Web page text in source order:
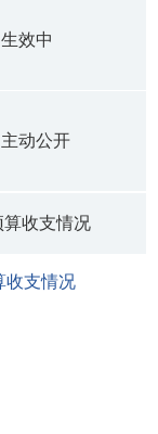
生效中
主动公开
算收支情况
收支情况